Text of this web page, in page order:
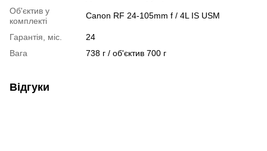
Об'єктив у
комплекті
Canon RF 24-105mm f / 4L IS USM
Гарантія, міс.
24
Вага
738 г / об'єктив 700 г
Відгуки